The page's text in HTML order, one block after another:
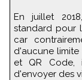
En juillet
standard pour
car
d'aucune
et QR Code,
d'envoyer des